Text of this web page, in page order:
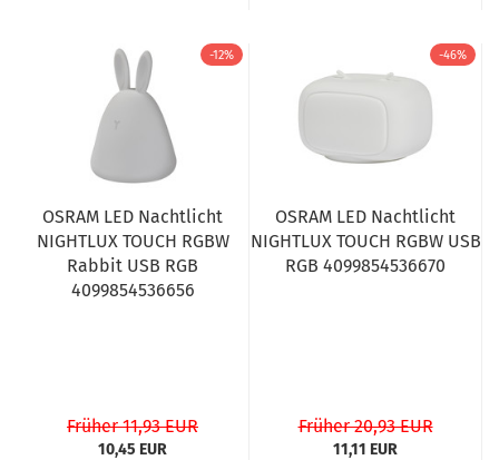
-12%
OSRAM LED Nachtlicht
NIGHTLUX TOUCH RGBW
Rabbit USB RGB
4099854536656
Früher 11,93 EUR
10,45 EUR
-46%
OSRAM LED Nachtlicht
NIGHTLUX TOUCH RGBW USB
RGB 4099854536670
Früher 20,93 EUR
11,11 EUR